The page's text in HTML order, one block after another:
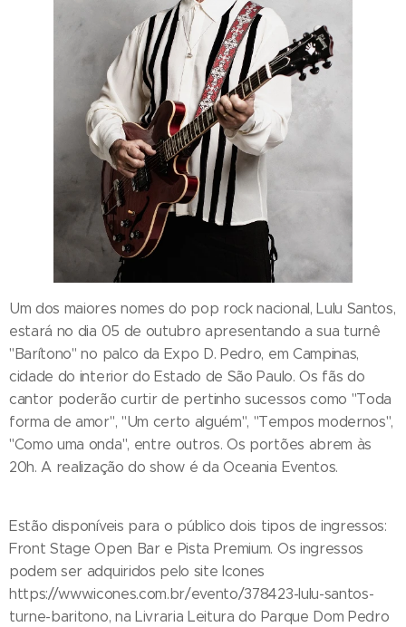
Um dos maiores nomes do pop rock nacional, Lulu Santos,
estará no dia 05 de outubro apresentando a sua turnê
"Barítono" no palco da Expo D. Pedro, em Campinas,
cidade do interior do Estado de São Paulo. Os fãs do
cantor poderão curtir de pertinho sucessos como "Toda
forma de amor", "Um certo alguém", "Tempos modernos",
"Como uma onda", entre outros. Os portões abrem às
20h. A realização do show é da Oceania Eventos.
Estão disponíveis para o público dois tipos de ingressos:
Front Stage Open Bar e Pista Premium. Os ingressos
podem ser adquiridos pelo site Icones
https://www.icones.com.br/evento/378423-lulu-santos-
turne-baritono, na Livraria Leitura do Parque Dom Pedro